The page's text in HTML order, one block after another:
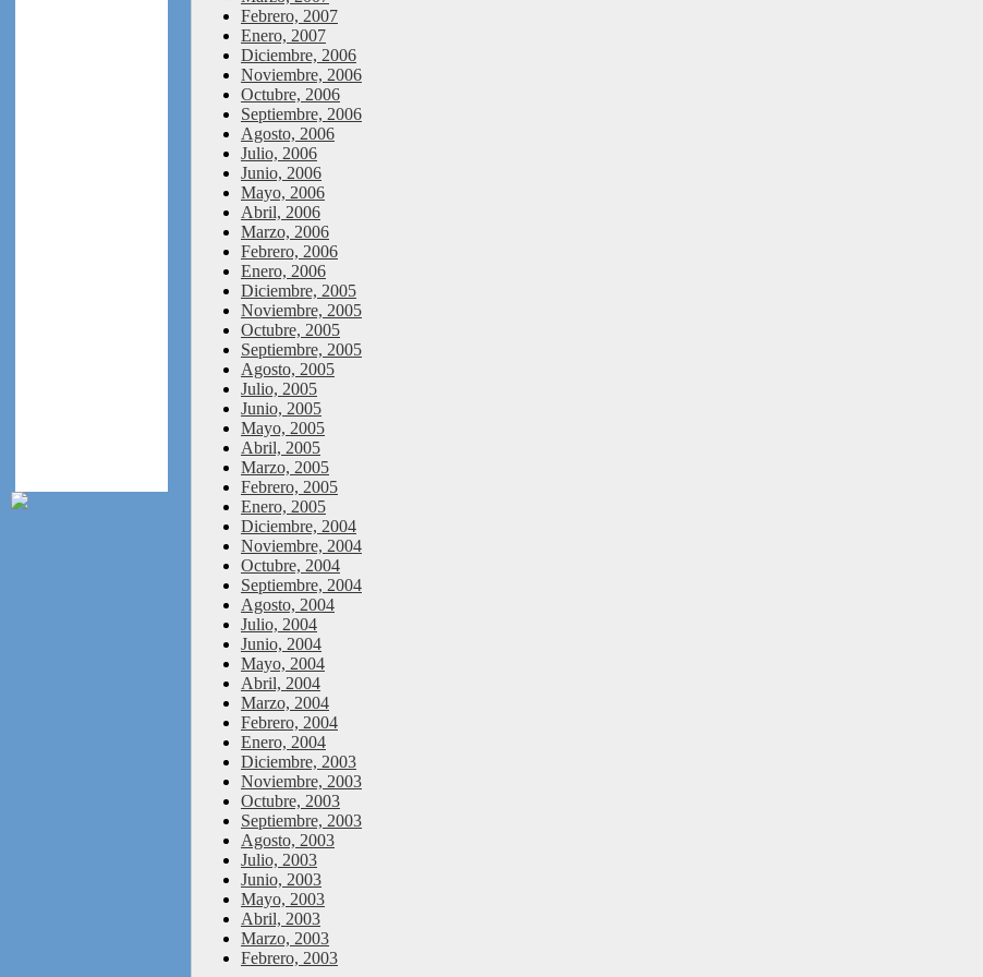
Febrero, 2007
Enero, 2007
Diciembre, 2006
Noviembre, 2006
Octubre, 2006
Septiembre, 2006
Agosto, 2006
Julio, 2006
Junio, 2006
Mayo, 2006
Abril, 2006
Marzo, 2006
Febrero, 2006
Enero, 2006
Diciembre, 2005
Noviembre, 2005
Octubre, 2005
Septiembre, 2005
Agosto, 2005
Julio, 2005
Junio, 2005
Mayo, 2005
Abril, 2005
Marzo, 2005
Febrero, 2005
Enero, 2005
Diciembre, 2004
Noviembre, 2004
Octubre, 2004
Septiembre, 2004
Agosto, 2004
Julio, 2004
Junio, 2004
Mayo, 2004
Abril, 2004
Marzo, 2004
Febrero, 2004
Enero, 2004
Diciembre, 2003
Noviembre, 2003
Octubre, 2003
Septiembre, 2003
Agosto, 2003
Julio, 2003
Junio, 2003
Mayo, 2003
Abril, 2003
Marzo, 2003
Febrero, 2003